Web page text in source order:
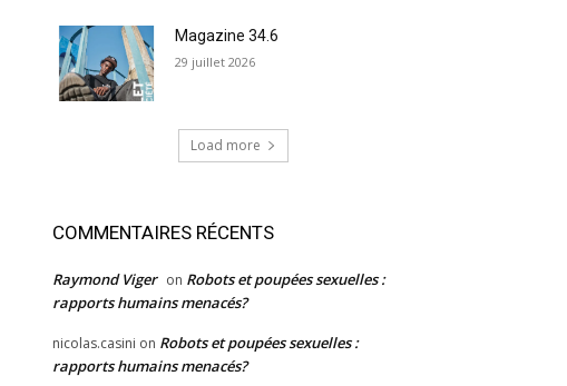
Magazine 34.6
29 juillet 2026
Load more
COMMENTAIRES RÉCENTS
Raymond Viger on Robots et poupées sexuelles :
rapports humains menacés?
nicolas.casini on Robots et poupées sexuelles :
rapports humains menacés?